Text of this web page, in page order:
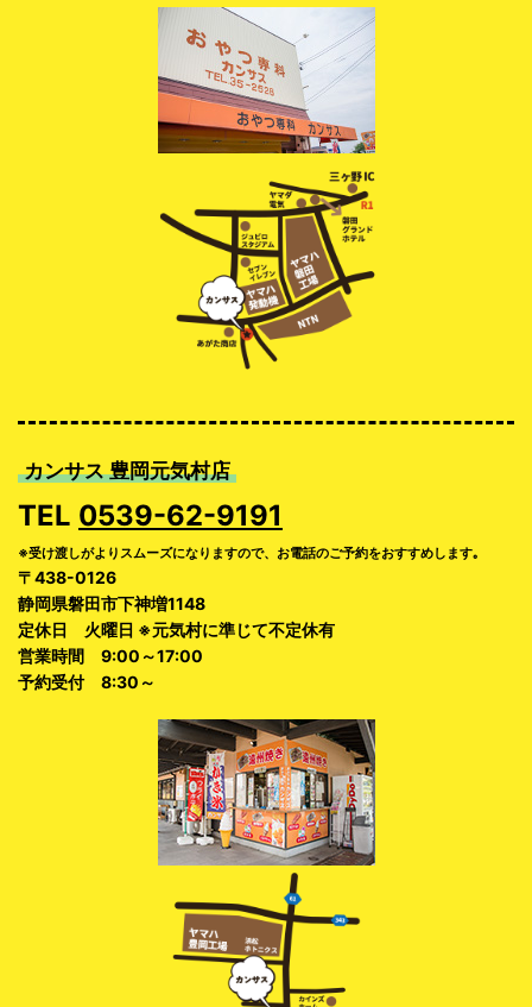
カンサス 豊岡元気村店
TEL 0539-62-9191
※受け渡しがよりスムーズになりますので、お電話のご予約をおすすめします｡
〒438-0126
静岡県磐田市下神増1148
定休日 火曜日 ※元気村に準じて不定休有
営業時間 9:00～17:00
予約受付 8:30～